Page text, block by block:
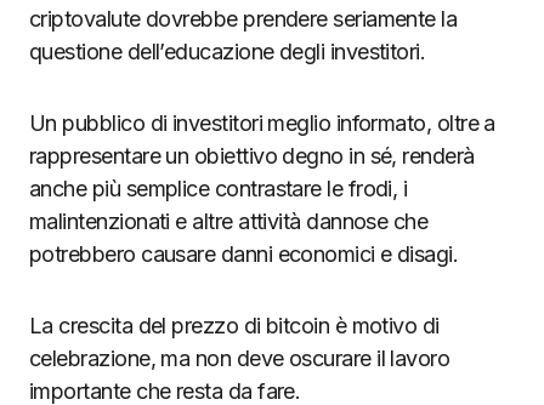
criptovalute dovrebbe prendere seriamente la
questione dell’educazione degli investitori.
Un pubblico di investitori meglio informato, oltre a
rappresentare un obiettivo degno in sé, renderà
anche più semplice contrastare le frodi, i
malintenzionati e altre attività dannose che
potrebbero causare danni economici e disagi.
La crescita del prezzo di bitcoin è motivo di
celebrazione, ma non deve oscurare il lavoro
importante che resta da fare.